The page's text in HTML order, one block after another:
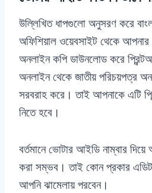
উল্লিখিত ধাপগুলো অনুসরণ করে
অফিশিয়াল ওয়েবসাইট থেকে
অনলাইন কপি ডাউনলোড করে
অনলাইন থেকে জাতীয় পরিচয়পত্র
সরবরাহ করে। তাই আপনাকে এটি
নিতে হবে।
বর্তমানে ভোটার আইডি নাম্বার
করা সম্ভব। তাই কোন প্রকার এডিট
আপনি ঝামেলায় পরবেন।